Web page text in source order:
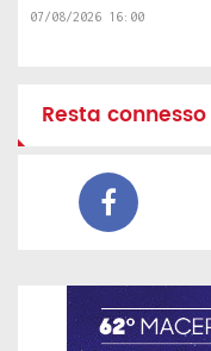
07/08/2026 16:00
Resta connesso